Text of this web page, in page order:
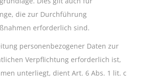
die zur Durchführung
erforderlich sind.
personenbezogener Daten zur
Verpflichtung erforderlich ist,
unterliegt, dient Art. 6 Abs. 1 lit. c